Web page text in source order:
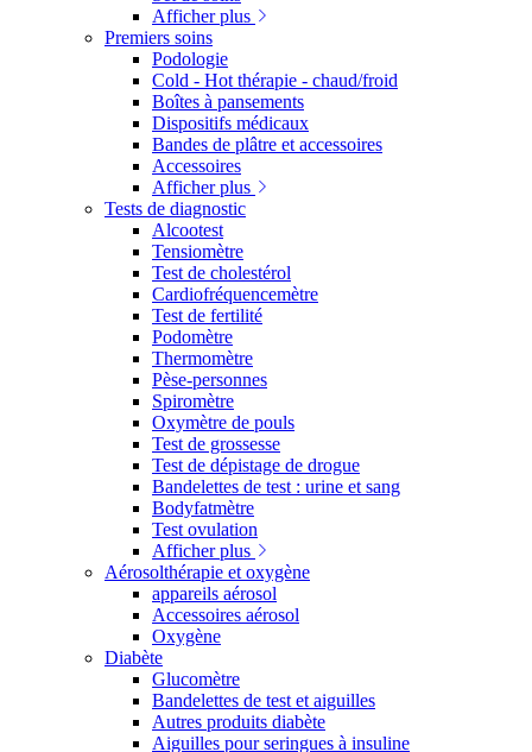
Afficher plus
Premiers soins
Podologie
Cold - Hot thérapie - chaud/froid
Boîtes à pansements
Dispositifs médicaux
Bandes de plâtre et accessoires
Accessoires
Afficher plus
Tests de diagnostic
Alcootest
Tensiomètre
Test de cholestérol
Cardiofréquencemètre
Test de fertilité
Podomètre
Thermomètre
Pèse-personnes
Spiromètre
Oxymètre de pouls
Test de grossesse
Test de dépistage de drogue
Bandelettes de test : urine et sang
Bodyfatmètre
Test ovulation
Afficher plus
Aérosolthérapie et oxygène
appareils aérosol
Accessoires aérosol
Oxygène
Diabète
Glucomètre
Bandelettes de test et aiguilles
Autres produits diabète
Aiguilles pour seringues à insuline